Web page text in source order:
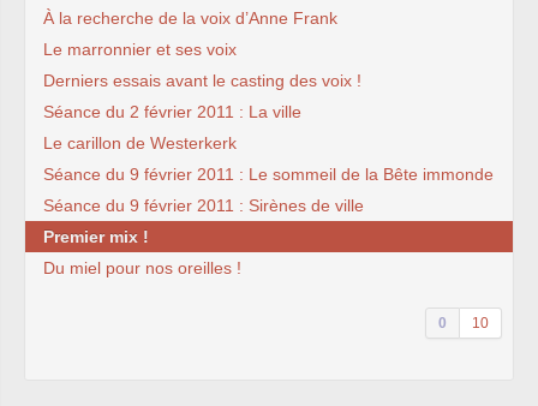
À la recherche de la voix d’Anne Frank
Le marronnier et ses voix
Derniers essais avant le casting des voix !
Séance du 2 février 2011 : La ville
Le carillon de Westerkerk
Séance du 9 février 2011 : Le sommeil de la Bête immonde
Séance du 9 février 2011 : Sirènes de ville
Premier mix !
Du miel pour nos oreilles !
0 10